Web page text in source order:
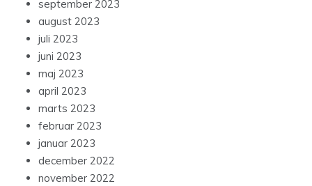
september 2023
august 2023
juli 2023
juni 2023
maj 2023
april 2023
marts 2023
februar 2023
januar 2023
december 2022
november 2022